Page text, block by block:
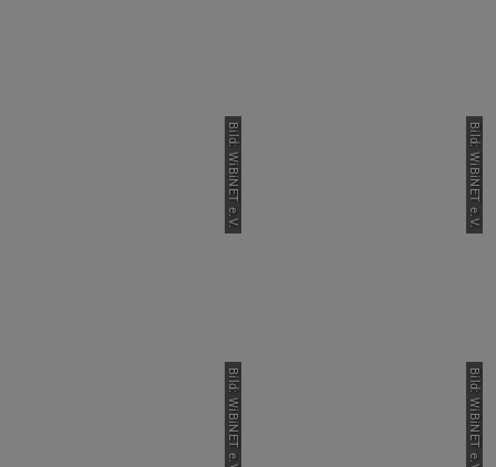
Bild: WiBiNET e.V. Bild: WiBiNET e.V.
Bild: WiBiNET e.V. Bild: WiBiNET e.V.